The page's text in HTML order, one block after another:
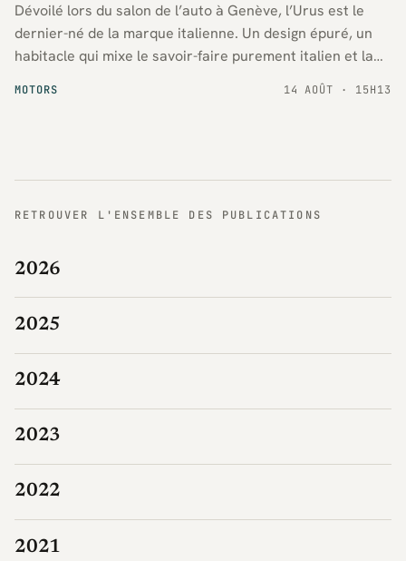
MOTORS
Dévoilé lors du salon de l’auto à Genève, l’Urus est le
dernier-né de la marque italienne. Un design épuré, un
habitacle qui mixe le savoir-faire purement italien et la
14 AOÛT · 15H13
RETROUVER L'ENSEMBLE DES PUBLICATIONS
2026
2025
2024
2023
2022
2021